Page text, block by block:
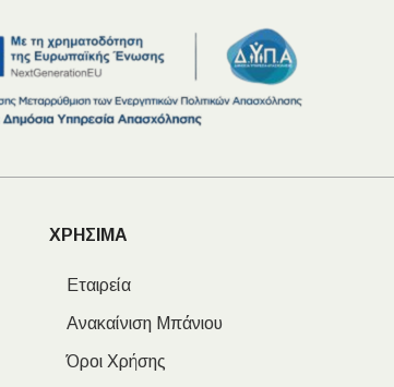
ΧΡΗΣΙΜΑ
Εταιρεία
Ανακαίνιση Μπάνιου
Όροι Χρήσης